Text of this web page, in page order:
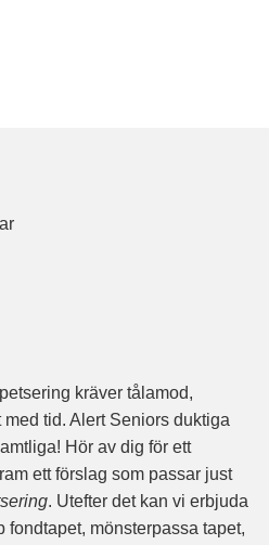
kräver tålamod,
tid. Alert Seniors duktiga
Hör av dig för ett
ett förslag som passar just
. Utefter det kan vi erbjuda
fondtapet, mönsterpassa tapet,